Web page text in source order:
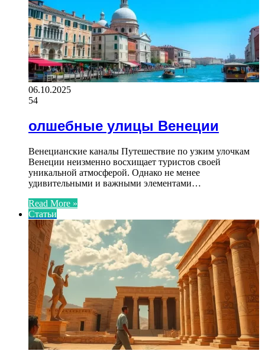
06.10.2025
54
олшебные улицы Венеции
Венецианские каналы Путешествие по узким улочкам
Венеции неизменно восхищает туристов своей
уникальной атмосферой. Однако не менее
удивительными и важными элементами…
Read More »
Статьи